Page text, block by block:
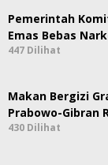
Pemerintah
Emas Bebas
447 Dilihat
Makan Bergizi
Prabowo-Gibran
430 Dilihat